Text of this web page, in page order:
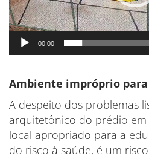
00:00
Ambiente impróprio
A despeito dos problemas
arquitetônico do prédio em
local apropriado para a
do risco à saúde, é um